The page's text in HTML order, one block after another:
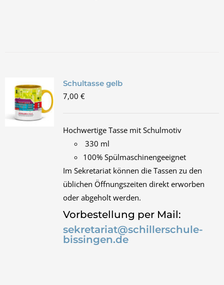
Schultasse gelb
7,00 €
Hochwertige Tasse mit Schulmotiv
330 ml
100% Spülmaschinengeeignet
Im Sekretariat können die Tassen zu den
üblichen Öffnungszeiten direkt erworben
oder abgeholt werden.
Vorbestellung per Mail:
sekretariat@schillerschule-
bissingen.de